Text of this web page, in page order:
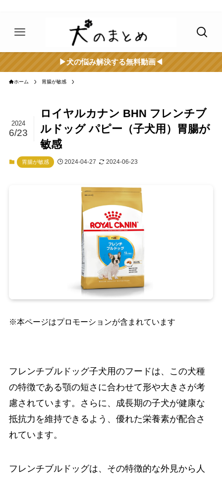
▶︎犬の悩み解決する無料動画◀︎
ホーム 胃腸が敏感
ロイヤルカナン BHN フレンチブ
ルドッグ パピー（子犬用）胃腸が
敏感
2024
6/23
胃腸が敏感 2024-04-27 2024-06-23
※本ページはプロモーションが含まれています
フレンチブルドッグ子犬用のフードは、この犬種
の特徴である顎の短さに合わせて形や大きさが考
慮されています。さらに、成長期の子犬が健康な
抵抗力を維持できるよう、優れた栄養素が配合さ
れています。
フレンチブルドッグは、その特徴的な外見から人